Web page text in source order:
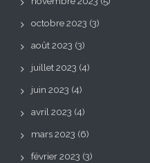
octobre 2023 (3)
août 2023 (3)
juillet 2023 (4)
juin 2023 (4)
avril 2023 (4)
mars 2023 (6)
février 2023 (3)